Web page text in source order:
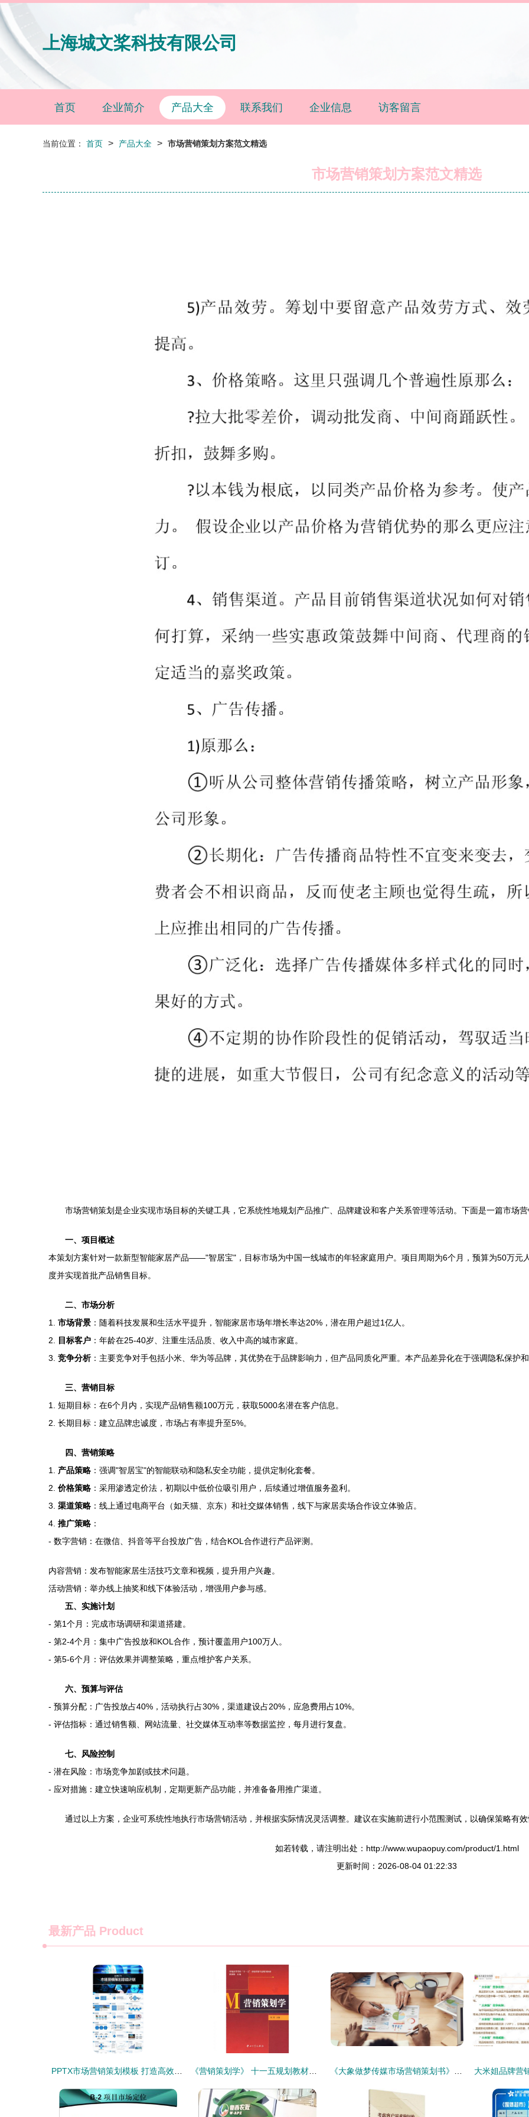
上海城文桨科技有限公司
首页 企业简介 产品大全 联系我们 企业信息 访客留言
当前位置： 首页 > 产品大全 > 市场营销策划方案范文精选
市场营销策划方案范文精选
市场营销策划是企业实现市场目标的关键工具，它系统性地规划产品推广、品牌建设和客户关系管理等活动。下面是一篇市场
一、项目概述
本策划方案针对一款新型智能家居产品——"智居宝"，目标市场为中国一线城市的年轻家庭用户。项目周期为6个月，预算为50万元
度并实现首批产品销售目标。
二、市场分析
1. 市场背景 ：随着科技发展和生活水平提升，智能家居市场年增长率达20%，潜在用户超过1亿人。
2.
目标客户 ：年龄在25-40岁、注重生活品质、收入中高的城市家庭。
3. 竞争分析：主要竞争对手包括小米、华为等品牌，其优势在于品牌影响力，但产品同质化严重。本产品差异化在于强调隐私保护
三、营销目标
1. 短期目标：在6个月内，实现产品销售额100万元，获取5000名潜在客户信息。
2. 长期目标：建立品牌忠诚度，市场占有率提升至5%。
四、营销策略
1. 产品策略 ：强调"智居宝"的智能联动和隐私安全功能，提供定制化套餐。
2. 价格策略 ：采用渗透定价法，初期以中低价位吸引用户，后续通过增值服务盈利。
3. 渠道策略 ：线上通过电商平台（如天猫、京东）和社交媒体销售，线下与家居卖场合作设立体验店。
4. 推广策略 ：
- 数字营销：在微信、抖音等平台投放广告，结合KOL合作进行产品评测。
内容营销：发布智能家居生活技巧文章和视频，提升用户兴趣。
活动营销：举办线上抽奖和线下体验活动，增强用户参与感。
五、实施计划
- 第1个月：完成市场调研和渠道搭建。
- 第2-4个月：集中广告投放和KOL合作，预计覆盖用户100万人。
- 第5-6个月：评估效果并调整策略，重点维护客户关系。
六、预算与评估
- 预算分配：广告投放占40%，活动执行占30%，渠道建设占20%，应急费用占10%。
- 评估指标：通过销售额、网站流量、社交媒体互动率等数据监控，每月进行复盘。
七、风险控制
- 潜在风险：市场竞争加剧或技术问题。
- 应对措施：建立快速响应机制，定期更新产品功能，并准备备用推广渠道。
通过以上方案，企业可系统性地执行市场营销活动，并根据实际情况灵活调整。建议在实施前进行小范围测试，以确保策略有
如若转载，请注明出处：http://www.wupaopuy.com/product/1.html
更新时间：2026-08-04 01:22:33
最新产品 Product
大米姐品牌营